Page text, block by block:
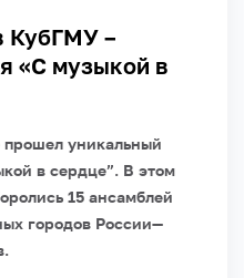
КубГМУ –
«С музыкой в
уникальный
в сердце”. В этом
15 ансамблей
городов России—